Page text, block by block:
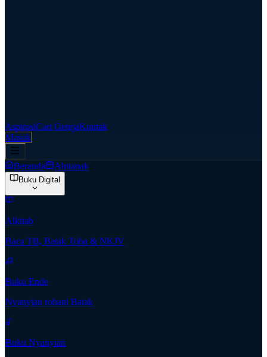
AspirasiCari GerejaKontak
Masuk
Beranda Almanak
Buku Digital
Alkitab
Baca TB, Batak Toba & NKJV
Buku Ende
Nyanyian rohani Batak
Buku Nyanyian